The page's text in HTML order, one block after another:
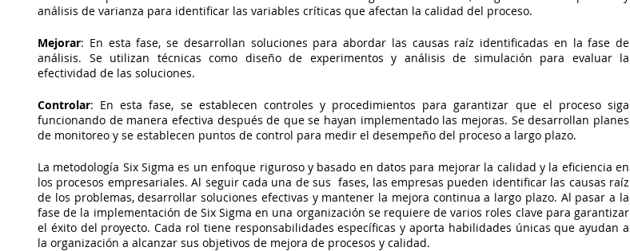
análisis de varianza para identificar las variables críticas que afectan la calidad del proceso.
Mejorar: En esta fase, se desarrollan soluciones para abordar las causas raíz identificadas en la fase de
análisis. Se utilizan técnicas como diseño de experimentos y análisis de simulación para evaluar la
efectividad de las soluciones.
Controlar: En esta fase, se establecen controles y procedimientos para garantizar que el proceso siga
funcionando de manera efectiva después de que se hayan implementado las mejoras. Se desarrollan planes
de monitoreo y se establecen puntos de control para medir el desempeño del proceso a largo plazo.
La metodología Six Sigma es un enfoque riguroso y basado en datos para mejorar la calidad y la eficiencia en
los procesos empresariales. Al seguir cada una de sus  fases, las empresas pueden identificar las causas raíz
de los problemas, desarrollar soluciones efectivas y mantener la mejora continua a largo plazo. Al pasar a la
fase de la implementación de Six Sigma en una organización se requiere de varios roles clave para garantizar
el éxito del proyecto. Cada rol tiene responsabilidades específicas y aporta habilidades únicas que ayudan a
la organización a alcanzar sus objetivos de mejora de procesos y calidad.